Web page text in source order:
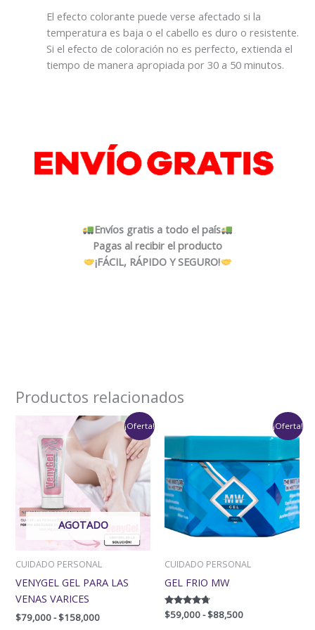
El efecto colorante puede verse afectado si la
temperatura es baja o el cabello es duro o resistente.
Si el efecto de coloración no es perfecto, extienda el
tiempo de manera apropiada por 30 a 50 minutos.
Envíos gratis a todo el país
Pagas al recibir el producto
¡FÁCIL, RÁPIDO Y SEGURO!
Productos relacionados
¡Oferta!
AGOTADO
CUIDADO PERSONAL
VENYGEL GEL PARA LAS
VENAS VARICES
$79,000-$158,000
Rango
de
precios:
desde
$79,000
hasta
$158,000
¡Oferta!
CUIDADO PERSONAL
GEL FRIO MW
Valorado
con
$59,000-$88,500
$59,000
hasta
$88,500